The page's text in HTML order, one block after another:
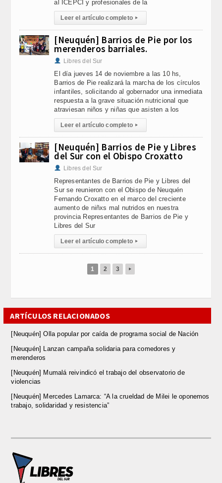
al ICEPCI y profesionales de la
Leer el artículo completo ▸
[Neuquén] Barrios de Pie por los
merenderos barriales.
Libres del Sur
El día jueves 14 de noviembre a las 10 hs,
Barrios de Pie realizará la marcha de los círculos
infantiles, solicitando al gobernador una inmediata
respuesta a la grave situación nutricional que
atraviesan niños y niñas que asisten a los
Leer el artículo completo ▸
[Neuquén] Barrios de Pie y Libres
del Sur con el Obispo Croxatto
Libres del Sur
Representantes de Barrios de Pie y Libres del
Sur se reunieron con el Obispo de Neuquén
Fernando Croxatto en el marco del creciente
aumento de niñxs mal nutridos en nuestra
provincia Representantes de Barrios de Pie y
Libres del Sur
Leer el artículo completo ▸
1 2 3 ▸
ARTÍCULOS RELACIONADOS
[Neuquén] Olla popular por caída de programa social de Nación
[Neuquén] Lanzan campaña solidaria para comedores y
merenderos
[Neuquén] Mumalá reivindicó el trabajo del observatorio de
violencias
[Neuquén] Mercedes Lamarca: “A la crueldad de Milei le oponemos
trabajo, solidaridad y resistencia”